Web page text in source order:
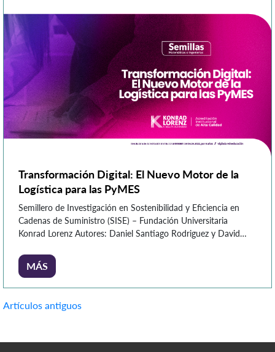
Transformación Digital: El Nuevo Motor de la
Logística para las PyMES
Semillero de Investigación en Sostenibilidad y Eficiencia en
Cadenas de Suministro (SISE) – Fundación Universitaria
Konrad Lorenz Autores: Daniel Santiago Rodriguez y David
empresas (PyMEs) son la columna vertebral de la economía.
Representan más del 90% del tejido empresarial y generan
MÁS
Navegación
Artículos antiguos